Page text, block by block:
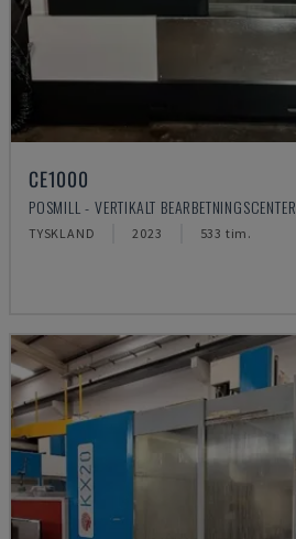
CE1000
POSMILL - VERTIKALT BEARBETNINGSCENTER
TYSKLAND 2023 533 tim.